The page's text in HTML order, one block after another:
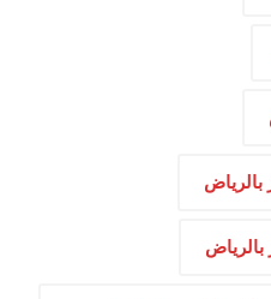
بالرياض